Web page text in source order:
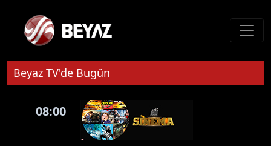
Beyaz TV'de Bugün
08:00